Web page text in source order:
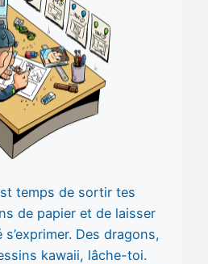
temps de sortir tes
de papier et de laisser
Des dragons,
kawaii, lâche-toi.